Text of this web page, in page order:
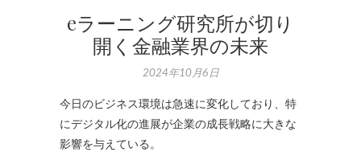
eラーニング研究所が切り
開く金融業界の未来
2024年10月6日
今日のビジネス環境は急速に変化しており、特
にデジタル化の進展が企業の成長戦略に大きな
影響を与えている。